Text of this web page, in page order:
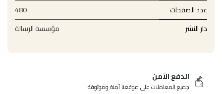
عدد الصفحات
480
دار النشر
مؤسسة الرسالة
الدفع الآمن
جميع المعاملات على موقعنا آمنة وموثوقة.